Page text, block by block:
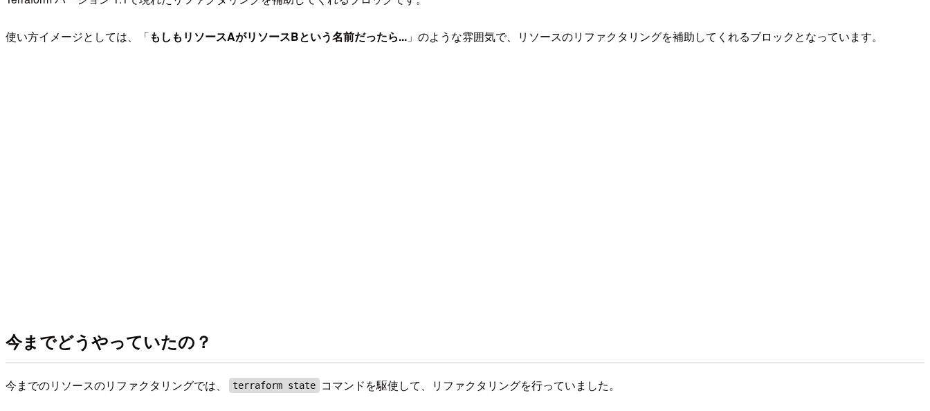
使い方イメージとしては、「もしもリソースAがリソースBという名前だったら... 」のような雰囲気で、リソースのリファクタリングを補助してくれるブロックとなっています。
今までどうやっていたの？
今までのリソースのリファクタリングでは、 terraform state コマンドを駆使して、リファクタリングを行っていました。